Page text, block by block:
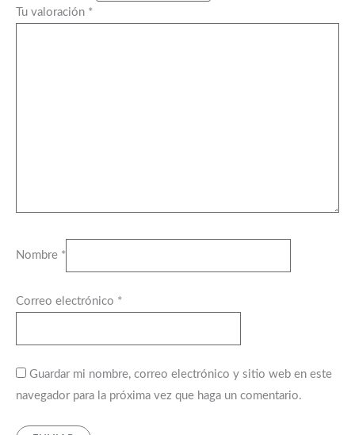
Tu valoración *
Nombre *
Correo electrónico *
Guardar mi nombre, correo electrónico y sitio web en este
navegador para la próxima vez que haga un comentario.